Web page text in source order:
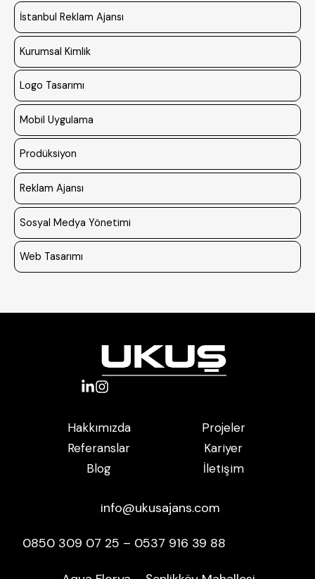
İstanbul Reklam Ajansı
Kurumsal Kimlik
Logo Tasarımı
Mobil Uygulama
Prodüksiyon
Reklam Ajansı
Sosyal Medya Yönetimi
Web Tasarımı
Hakkımızda
Referanslar
Blog
Projeler
Kariyer
İletişim
info@ukusajans.com
0850 309 07 25 – 0537 916 39 88